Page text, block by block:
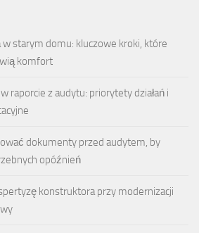
starym domu: kluczowe kroki, które
komfort
raporcie z audytu: priorytety działań i
dokumenty przed audytem, by
opóźnień
konstruktora przy modernizacji